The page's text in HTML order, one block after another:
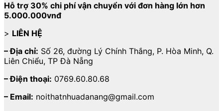
Hỗ trợ 30% chi phí vận chuyển với đơn hàng lớn hơn
5.000.000vnđ
> LIÊN HỆ
– Địa chỉ: Số 26, đường Lý Chính Thắng, P. Hòa Minh, Q.
Liên Chiểu, TP Đà Nẵng
– Điện thoại: 0769.60.80.68
– Email: noithatnhuadanang@gmail.com